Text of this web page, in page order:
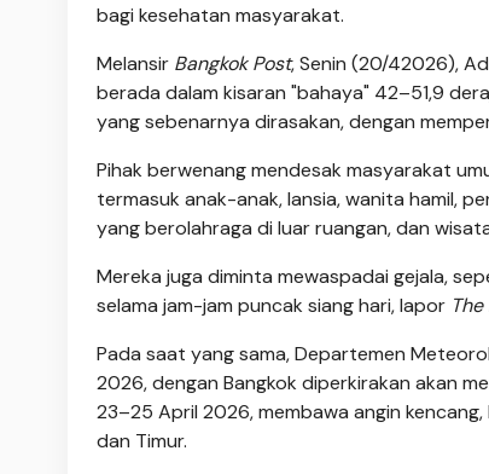
bagi kesehatan masyarakat.
Melansir Bangkok Post, Senin (20/42026),
berada dalam kisaran "bahaya" 42–51,9
yang sebenarnya dirasakan, dengan
Pihak berwenang mendesak masyarakat
termasuk anak-anak, lansia, wanita hamil,
yang berolahraga di luar ruangan, dan
Mereka juga diminta mewaspadai gejala,
selama jam-jam puncak siang hari, lapor
Pada saat yang sama, Departemen
2026, dengan Bangkok diperkirakan akan
23–25 April 2026, membawa angin
dan Timur.